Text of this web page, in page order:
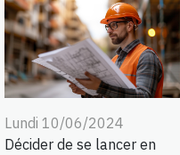
Lundi 10/06/2024
Décider de se lancer en